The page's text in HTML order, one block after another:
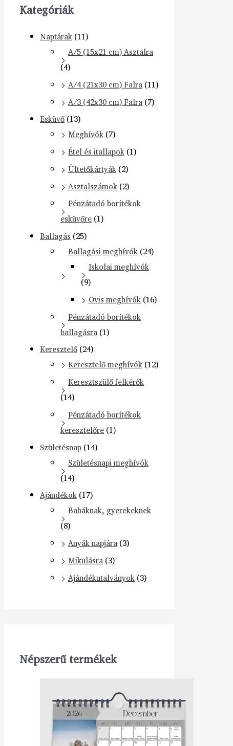
Kategóriák
Naptárak (11)
A/5 (15x21 cm) Asztalra
(4)
A/4 (21x30 cm) Falra (11)
A/3 (42x30 cm) Falra (7)
Esküvő (13)
Meghívók (7)
Étel és itallapok (1)
Ültetőkártyák (2)
Asztalszámok (2)
Pénzátadó borítékok
esküvőre (1)
Ballagás (25)
Ballagási meghívók (24)
Iskolai meghívók
(9)
Ovis meghívók (16)
Pénzátadó borítékok
ballagásra (1)
Keresztelő (24)
Keresztelő meghívók (12)
Keresztszülő felkérők
(14)
Pénzátadó borítékok
keresztelőre (1)
Születésnap (14)
Születésnapi meghívók
(14)
Ajándékok (17)
Babáknak, gyerekeknek
(8)
Anyák napjára (3)
Mikulásra (3)
Ajándékutalványok (3)
Népszerű termékek